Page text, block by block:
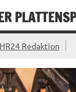
Redaktion